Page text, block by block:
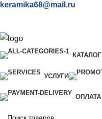
keramika68@mail.ru
КАТАЛОГ
УСЛУГИ